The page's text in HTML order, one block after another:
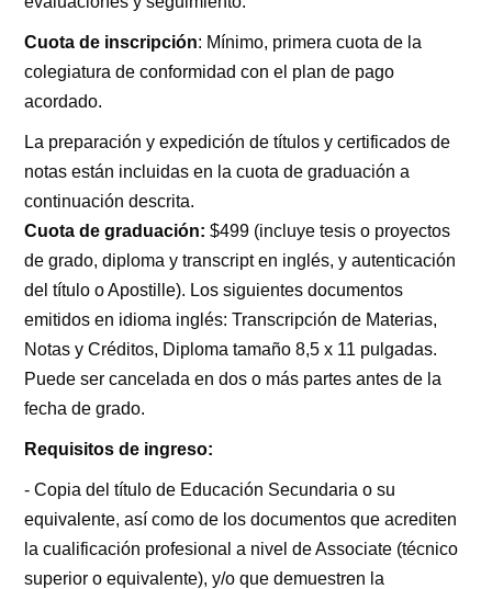
Cuota de inscripción: Mínimo, primera cuota de la
colegiatura de conformidad con el plan de pago
acordado.
La preparación y expedición de títulos y certificados de
notas están incluidas en la cuota de graduación a
continuación descrita.
Cuota de graduación: $499 (incluye tesis o proyectos
de grado, diploma y transcript en inglés, y autenticación
del título o Apostille). Los siguientes documentos
emitidos en idioma inglés: Transcripción de Materias,
Notas y Créditos, Diploma tamaño 8,5 x 11 pulgadas.
Puede ser cancelada en dos o más partes antes de la
fecha de grado.
Requisitos de ingreso:
- Copia del título de Educación Secundaria o su
equivalente, así como de los documentos que acrediten
la cualificación profesional a nivel de Associate (técnico
superior o equivalente), y/o que demuestren la